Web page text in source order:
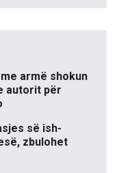
armë shokun
autorit për
së ish-
zbulohet